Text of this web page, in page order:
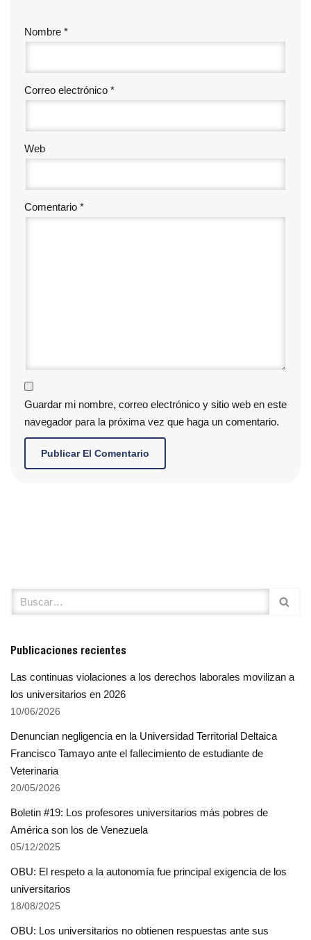
Nombre *
Correo electrónico *
Web
Comentario *
Guardar mi nombre, correo electrónico y sitio web en este
navegador para la próxima vez que haga un comentario.
Publicaciones recientes
Las continuas violaciones a los derechos laborales movilizan a
los universitarios en 2026
10/06/2026
Denuncian negligencia en la Universidad Territorial Deltaica
Francisco Tamayo ante el fallecimiento de estudiante de
Veterinaria
20/05/2026
Boletin #19: Los profesores universitarios más pobres de
América son los de Venezuela
05/12/2025
OBU: El respeto a la autonomía fue principal exigencia de los
universitarios
18/08/2025
OBU: Los universitarios no obtienen respuestas ante sus